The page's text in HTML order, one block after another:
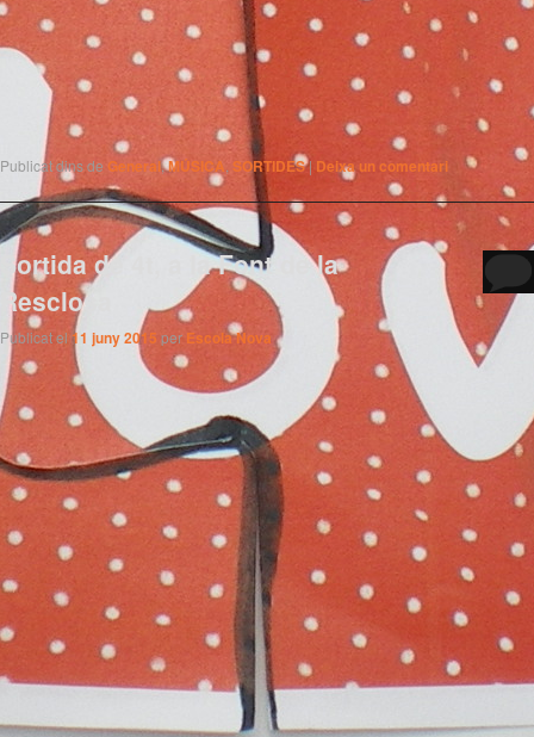
Publicat dins de General,MÚSICA, SORTIDES | Deixa un comentari
Sortida de 4t, a la Font de la
Resclosa
Publicat el 11 juny 2015 per Escola Nova